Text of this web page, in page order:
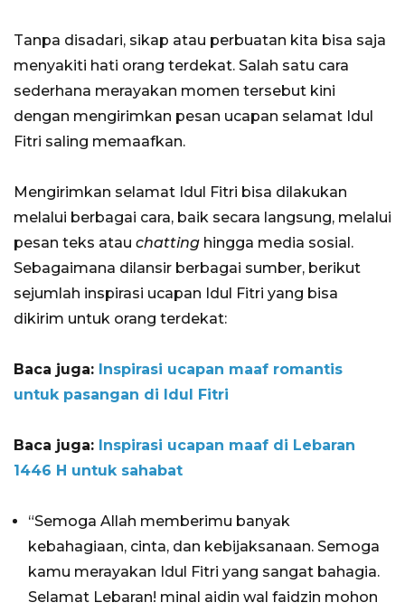
Tanpa disadari, sikap atau perbuatan kita bisa saja
menyakiti hati orang terdekat. Salah satu cara
sederhana merayakan momen tersebut kini
dengan mengirimkan pesan ucapan selamat Idul
Fitri saling memaafkan.
Mengirimkan selamat Idul Fitri bisa dilakukan
melalui berbagai cara, baik secara langsung, melalui
pesan teks atau chatting hingga media sosial.
Sebagaimana dilansir berbagai sumber, berikut
sejumlah inspirasi ucapan Idul Fitri yang bisa
dikirim untuk orang terdekat:
Baca juga: Inspirasi ucapan maaf romantis
untuk pasangan di Idul Fitri
Baca juga: Inspirasi ucapan maaf di Lebaran
1446 H untuk sahabat
“Semoga Allah memberimu banyak
kebahagiaan, cinta, dan kebijaksanaan. Semoga
kamu merayakan Idul Fitri yang sangat bahagia.
Selamat Lebaran! minal aidin wal faidzin mohon